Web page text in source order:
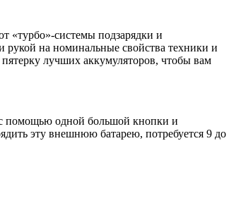
«турбо»-системы подзарядки и
рукой на номинальные свойства техники и
лучших аккумуляторов, чтобы вам
помощью одной большой кнопки и
эту внешнюю батарею, потребуется 9 до